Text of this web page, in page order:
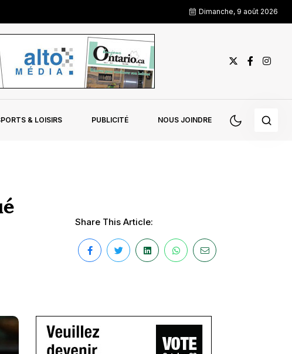
Dimanche, 9 août 2026
& LOISIRS PUBLICITÉ NOUS JOINDRE
Share This Article: